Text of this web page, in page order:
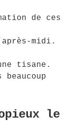
de ces
midi.
tisane.
le